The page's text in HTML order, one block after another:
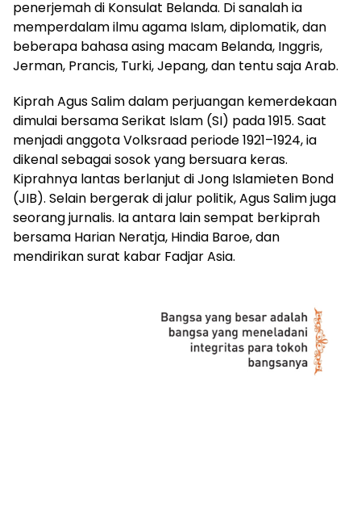
penerjemah di Konsulat Belanda. Di sanalah ia
memperdalam ilmu agama Islam, diplomatik, dan
beberapa bahasa asing macam Belanda, Inggris,
Jerman, Prancis, Turki, Jepang, dan tentu saja Arab.
Kiprah Agus Salim dalam perjuangan kemerdekaan
dimulai bersama Serikat Islam (SI) pada 1915. Saat
menjadi anggota Volksraad periode 1921–1924, ia
dikenal sebagai sosok yang bersuara keras.
Kiprahnya lantas berlanjut di Jong Islamieten Bond
(JIB). Selain bergerak di jalur politik, Agus Salim juga
seorang jurnalis. Ia antara lain sempat berkiprah
bersama Harian Neratja, Hindia Baroe, dan
mendirikan surat kabar Fadjar Asia.